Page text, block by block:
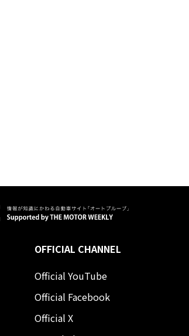
OFFICIAL CHANNEL
Official YouTube
Official Facebook
Official X